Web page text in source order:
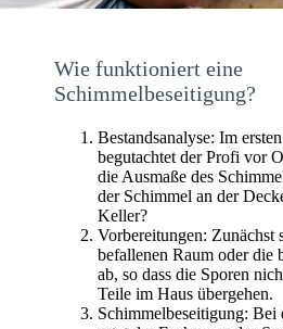
Wie funktioniert eine
Schimmelbeseitigung?
Bestandsanalyse: Im
begutachtet der Profi vor
die Ausmaße des
der Schimmel an der
Keller?
Vorbereitungen: Zunächst
befallenen Raum oder die
ab, so dass die Sporen
Teile im Haus übergehen.
Schimmelbeseitigung: Bei